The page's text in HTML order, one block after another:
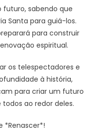
sabendo que
Santa para guiá-los.
para construir
espiritual.
os telespectadores e
à história,
para criar um futuro
todos ao redor deles.
*Renascer*!